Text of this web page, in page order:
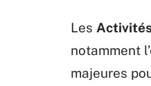
Les
notamment
majeures